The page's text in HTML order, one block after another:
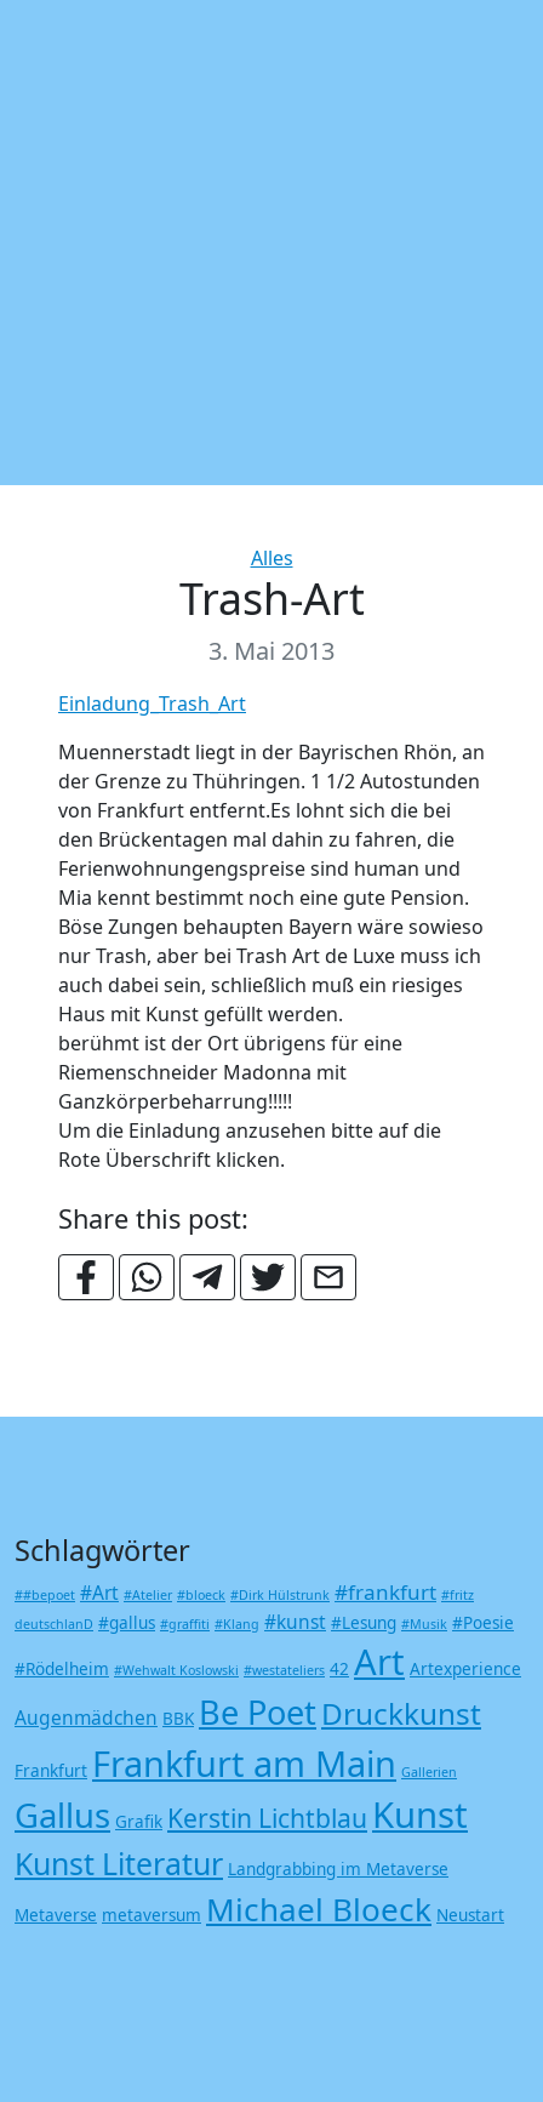
Categories
Alles
Trash-Art
3. Mai 2013
Einladung_Trash_Art
Muennerstadt liegt in der Bayrischen Rhön, an
der Grenze zu Thühringen. 1 1/2 Autostunden
von Frankfurt entfernt.Es lohnt sich die bei
den Brückentagen mal dahin zu fahren, die
Ferienwohnungengspreise sind human und
Mia kennt bestimmt noch eine gute Pension.
Böse Zungen behaupten Bayern wäre sowieso
nur Trash, aber bei Trash Art de Luxe muss ich
auch dabei sein, schließlich muß ein riesiges
Haus mit Kunst gefüllt werden.
berühmt ist der Ort übrigens für eine
Riemenschneider Madonna mit
Ganzkörperbeharrung!!!!!
Um die Einladung anzusehen bitte auf die
Rote Überschrift klicken.
Share this post:
Schlagwörter
##bepoet #Art #Atelier #bloeck #Dirk Hülstrunk #frankfurt #fritz
deutschlanD #gallus #graffiti #Klang #kunst #Lesung #Musik #Poesie
#Rödelheim #Wehwalt Koslowski #westateliers 42 Art Artexperience
Augenmädchen BBK Be Poet Druckkunst
Frankfurt Frankfurt am Main Gallerien
Gallus Grafik Kerstin Lichtblau Kunst
Kunst Literatur Landgrabbing im Metaverse
Metaverse metaversum Michael Bloeck Neustart